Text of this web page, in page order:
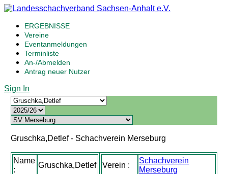
ERGEBNISSE
Vereine
Eventanmeldungen
Terminliste
An-/Abmelden
Antrag neuer Nutzer
Sign In
Gruschka,Detlef - Schachverein Merseburg
Name
:
Gruschka,Detlef Verein :
Schachverein
Merseburg